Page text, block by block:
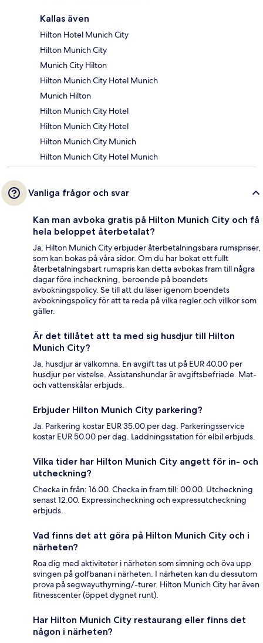
Kallas även
Hilton Hotel Munich City
Hilton Munich City
Munich City Hilton
Hilton Munich City Hotel Munich
Munich Hilton
Hilton Munich City Hotel
Hilton Munich City Hotel
Hilton Munich City Munich
Hilton Munich City Hotel Munich
Vanliga frågor och svar
Kan man avboka gratis på Hilton Munich City och få
hela beloppet återbetalat?
Ja, Hilton Munich City erbjuder återbetalningsbara rumspriser,
som kan bokas på våra sidor. Om du har bokat ett fullt
återbetalningsbart rumspris kan detta avbokas fram till några
dagar före incheckning, beroende på boendets
avbokningspolicy. Se till att du läser igenom boendets
avbokningspolicy för att ta reda på vilka regler och villkor som
gäller.
Är det tillåtet att ta med sig husdjur till Hilton
Munich City?
Ja, husdjur är välkomna. En avgift tas ut på EUR 40.00 per
husdjur per vistelse. Assistanshundar är avgiftsbefriade. Mat-
och vattenskålar erbjuds.
Erbjuder Hilton Munich City parkering?
Ja. Parkering kostar EUR 35.00 per dag. Parkeringsservice
kostar EUR 50.00 per dag. Laddningsstation för elbil erbjuds.
Vilka tider har Hilton Munich City angett för in- och
utcheckning?
Checka in från: 16.00. Checka in fram till: 00.00. Utcheckning
senast 12.00. Expressincheckning och expressutcheckning
erbjuds.
Vad finns det att göra på Hilton Munich City och i
närheten?
Roa dig med aktiviteter i närheten som simning och öva upp
svingen på golfbanan i närheten. I närheten kan du dessutom
prova på segwayuthyrning/-turer. Hilton Munich City har även
fitnesscenter (öppet dygnet runt).
Har Hilton Munich City restaurang eller finns det
någon i närheten?